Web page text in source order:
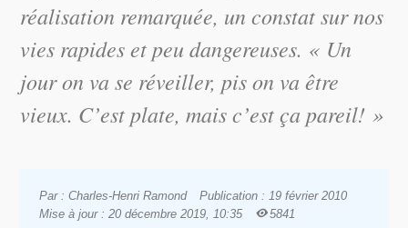
réalisation remarquée, un constat sur nos
vies rapides et peu dangereuses. « Un
jour on va se réveiller, pis on va être
vieux. C’est plate, mais c’est ça pareil! »
Par : Charles-Henri Ramond
Publication : 19 février 2010
Mise à jour : 20 décembre 2019, 10:35
5841